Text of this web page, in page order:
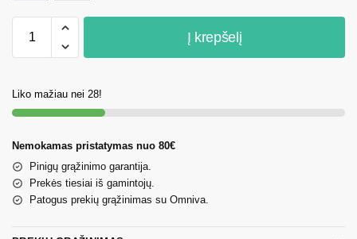
Į krepšelį
Liko mažiau nei 28!
Nemokamas pristatymas nuo 80€
Pinigų grąžinimo garantija.
Prekės tiesiai iš gamintojų.
Patogus prekių grąžinimas su Omniva.